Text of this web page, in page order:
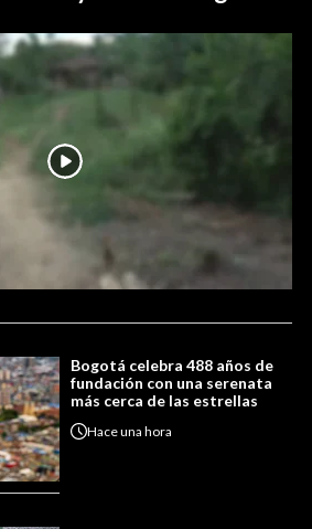
Bogotá celebra 488 años de
fundación con una serenata
más cerca de las estrellas
Haceuna hora